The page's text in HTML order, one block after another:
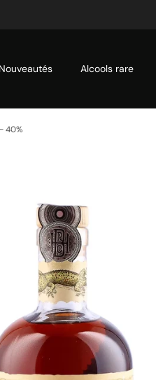
Nouveautés Alcools rare
40%